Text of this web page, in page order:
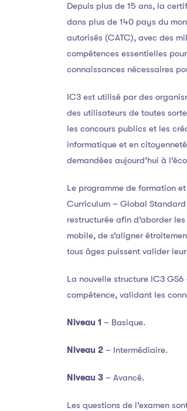
Depuis plus de 15 ans, la
dans plus de 140 pays du
autorisés (CATC), avec des
compétences essentielles
connaissances nécessaires
IC3 est utilisé par des
des utilisateurs de toutes
les concours publics et les
informatique et en
demandées aujourd’hui à
Le programme de formation
Curriculum – Global
restructurée afin d’aborder
mobile, de s’aligner
tous âges puissent valider
La nouvelle structure IC3
compétence, validant les
Niveau 1 – Basique.
Niveau 2 – Intermédiaire.
Niveau 3 – Avancé.
Les questions de l’examen